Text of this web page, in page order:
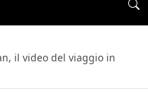
il video del viaggio in